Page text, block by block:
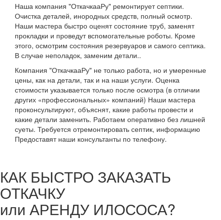
Наша компания "ОткачкааРу" ремонтирует септики.
Очистка деталей, инородных средств, полный осмотр.
Наши мастера быстро оценят состояние труб, заменят
прокладки и проведут вспомогательные роботы. Кроме
этого, осмотрим состояния резервуаров и самого септика.
В случае неполадок, заменим детали..
Компания "ОткачкааРу" не только работа, но и умеренные
цены, как на детали, так и на наши услуги. Оценка
стоимости указывается только после осмотра (в отличии
других «профессиональных» компаний) Наши мастера
проконсультируют, объяснят, какие работы провести и
какие детали заменить. Работаем оперативно без лишней
суеты. Требуется отремонтировать септик, информацию
Предоставят наши консультанты по телефону.
КАК БЫСТРО ЗАКАЗАТЬ
ОТКАЧКУ
или АРЕНДУ ИЛОСОСА?